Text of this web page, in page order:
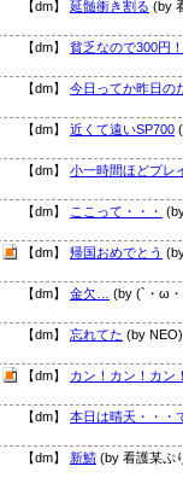
【dm】 延髄衝き割る (by
【dm】 貧乏なので300円！
【dm】 今日ってか昨日の
【dm】 近くて遠いSP700
【dm】 小一時間ほどプレ
【dm】 ここって・・・
【dm】 帰国おめでとう
【dm】 金欠… (by (`・ω・
【dm】 忘れてた (by NEO)
【dm】 カン！カン！カン
【dm】 本日は晴天・・・
【dm】 新鯖 (by 看護某ぷ